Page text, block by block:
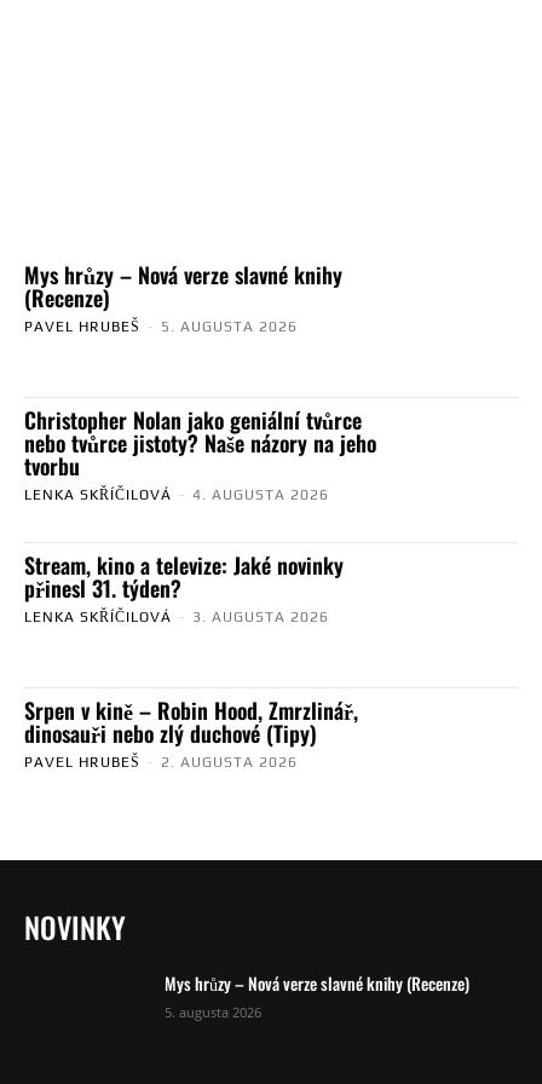
Mys hrůzy – Nová verze slavné knihy
(Recenze)
PAVEL HRUBEŠ - 5. AUGUSTA 2026
Christopher Nolan jako geniální tvůrce
nebo tvůrce jistoty? Naše názory na jeho
tvorbu
LENKA SKŘÍČILOVÁ - 4. AUGUSTA 2026
Stream, kino a televize: Jaké novinky
přinesl 31. týden?
LENKA SKŘÍČILOVÁ - 3. AUGUSTA 2026
Srpen v kině – Robin Hood, Zmrzlinář,
dinosauři nebo zlý duchové (Tipy)
PAVEL HRUBEŠ - 2. AUGUSTA 2026
NOVINKY
Mys hrůzy – Nová verze slavné knihy (Recenze)
5. augusta 2026